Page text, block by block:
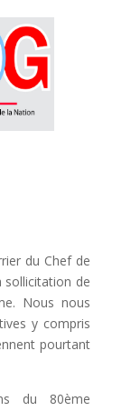
du Chef de
sollicitation de
Nous nous
y compris
pourtant
du 80ème